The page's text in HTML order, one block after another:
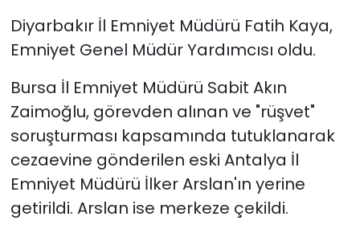
Diyarbakır İl Emniyet Müdürü Fatih Kaya,
Emniyet Genel Müdür Yardımcısı oldu.
Bursa İl Emniyet Müdürü Sabit Akın
Zaimoğlu, görevden alınan ve "rüşvet"
soruşturması kapsamında tutuklanarak
cezaevine gönderilen eski Antalya İl
Emniyet Müdürü İlker Arslan'ın yerine
getirildi. Arslan ise merkeze çekildi.